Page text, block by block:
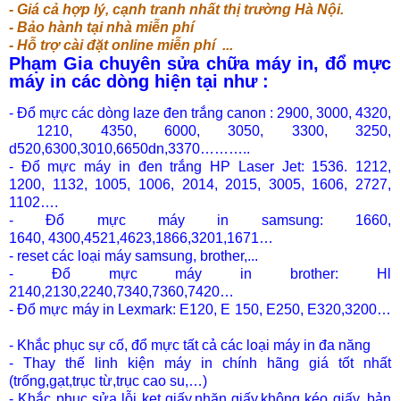
- Giá cả hợp lý, cạnh tranh nhất thị trường Hà Nội.
- Bảo hành tại nhà miễn phí
- Hỗ trợ càiđặt online miễn phí ...
Phạm Gia chuyên sửa chữa máy in, đổ mực
máy in các dòng hiện tại như :
- Đổ mực các dòng laze đen trắng canon : 2900, 3000, 4320,
1210, 4350, 6000, 3050, 3300, 3250,
d520,6300,3010,6650dn,3370………..
- Đổ mực máy in đen trắng HP Laser Jet: 1536. 1212,
1200, 1132, 1005, 1006, 2014, 2015, 3005, 1606, 2727,
1102….
- Đổ mực máy in samsung: 1660,
1640, 4300,4521,4623,1866,3201,1671…
- reset các loại máy samsung, brother,...
- Đổ mực máy in brother: Hl
2140,2130,2240,7340,7360,7420…
- Đổ mực máy in Lexmark: E120, E 150, E250, E320,3200…
- Khắc phục sự cố, đổ mực tất cả các loại máy in đa năng
- Thay thế linh kiện máy in chính hãng giá tốt nhất
(trống,gạt,trục từ,trục cao su,…)